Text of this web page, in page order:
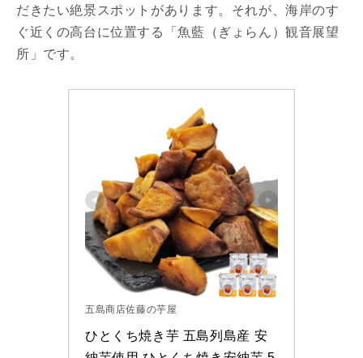
だきたい絶景スポットがあります。それが、海岸のす
ぐ近くの高台に位置する「魚藍（ぎょらん）観音展望
所」です。
五島商店佐藤の芋屋
ひとくち焼き芋 五島列島産 安